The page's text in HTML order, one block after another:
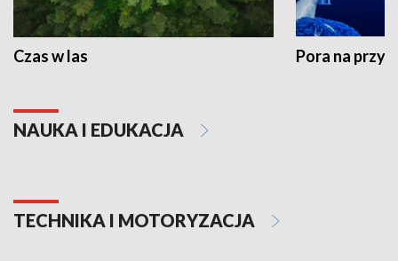
Czas w las Pora na
NAUKA I EDUKACJA
TECHNIKA I MOTORYZACJA